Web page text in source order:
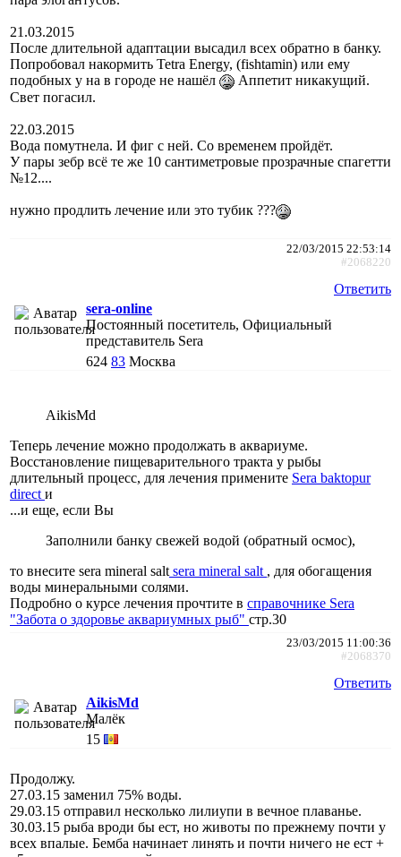
21.03.2015
После длительной адаптации высадил всех обратно в банку.
Попробовал накормить Tetra Energy, (fishtamin) или ему
подобных у на в городе не нашёл
Аппетит никакущий.
Свет погасил.
22.03.2015
Вода помутнела. И фиг с ней. Со временем пройдёт.
У пары зебр всё те же 10 сантиметровые прозрачные спагетти
№12....
нужно продлить лечение или это тубик ???
22/03/2015 22:53:14
#2068220
Ответить
sera-online
Постоянный посетитель, Официальный
представитель Sera
624 83 Москва
AikisMd
Теперь лечение можно продолжать в аквариуме.
Восстановление пищеварительного тракта у рыбы
длительный процесс, для лечения примените Sera baktopur
direct и
...и еще, если Вы
Заполнили банку свежей водой (обратный осмос),
то внесите sera mineral salt sera mineral salt , для обогащения
воды минеральными солями.
Подробно о курсе лечения прочтите в справочнике Sera
"Забота о здоровье аквариумных рыб" стр.30
23/03/2015 11:00:36
#2068370
Ответить
AikisMd
Малёк
15
Продолжу.
27.03.15 заменил 75% воды.
29.03.15 отправил несколько лилиупи в вечное плаванье.
30.03.15 рыба вроди бы ест, но животы по прежнему почти у
всех впалые. Бемба начинает линять и почти ничего не ест +